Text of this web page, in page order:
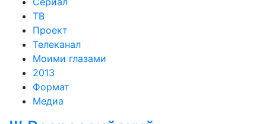
ТВ
Проект
Телеканал
Моими глазами
2013
Формат
Медиа